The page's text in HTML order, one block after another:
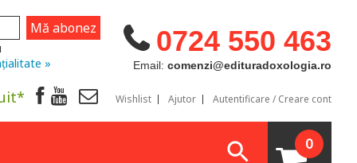
0724 550 463
Email: comenzi@edituradoxologia.ro
»
Wishlist Ajutor Autentificare / Creare cont
0